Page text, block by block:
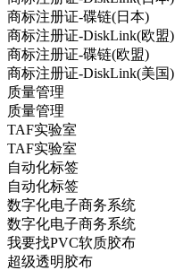
商标注册证-碟链(日本)
商标注册证-DiskLink(欧盟)
商标注册证-碟链(欧盟)
商标注册证-DiskLink(美国)
质量管理
质量管理
TAF实验室
TAF实验室
自动化标签
自动化标签
数字化电子商务系统
数字化电子商务系统
我要找PVC软质胶布
超级透明胶布